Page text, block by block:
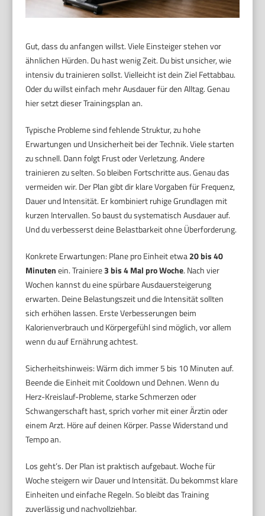
Gut, dass du anfangen willst. Viele Einsteiger stehen vor
ähnlichen Hürden. Du hast wenig Zeit. Du bist unsicher, wie
intensiv du trainieren sollst. Vielleicht ist dein Ziel Fettabbau.
Oder du willst einfach mehr Ausdauer für den Alltag. Genau
hier setzt dieser Trainingsplan an.
Typische Probleme sind fehlende Struktur, zu hohe
Erwartungen und Unsicherheit bei der Technik. Viele starten
zu schnell. Dann folgt Frust oder Verletzung. Andere
trainieren zu selten. So bleiben Fortschritte aus. Genau das
vermeiden wir. Der Plan gibt dir klare Vorgaben für Frequenz,
Dauer und Intensität. Er kombiniert ruhige Grundlagen mit
kurzen Intervallen. So baust du systematisch Ausdauer auf.
Und du verbesserst deine Belastbarkeit ohne Überforderung.
Konkrete Erwartungen: Plane pro Einheit etwa20 bis 40
Minutenein. Trainiere3 bis 4 Mal pro Woche. Nach vier
Wochen kannst du eine spürbare Ausdauersteigerung
erwarten. Deine Belastungszeit und die Intensität sollten
sich erhöhen lassen. Erste Verbesserungen beim
Kalorienverbrauch und Körpergefühl sind möglich, vor allem
wenn du auf Ernährung achtest.
Sicherheitshinweis: Wärm dich immer 5 bis 10 Minuten auf.
Beende die Einheit mit Cooldown und Dehnen. Wenn du
Herz-Kreislauf-Probleme, starke Schmerzen oder
Schwangerschaft hast, sprich vorher mit einer Ärztin oder
einem Arzt. Höre auf deinen Körper. Passe Widerstand und
Tempo an.
Los geht’s. Der Plan ist praktisch aufgebaut. Woche für
Woche steigern wir Dauer und Intensität. Du bekommst klare
Einheiten und einfache Regeln. So bleibt das Training
zuverlässig und nachvollziehbar.